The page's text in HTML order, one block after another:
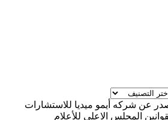
عن شركه أيمو ميديا للاستشارات
المجلس الاعلى للأعلام